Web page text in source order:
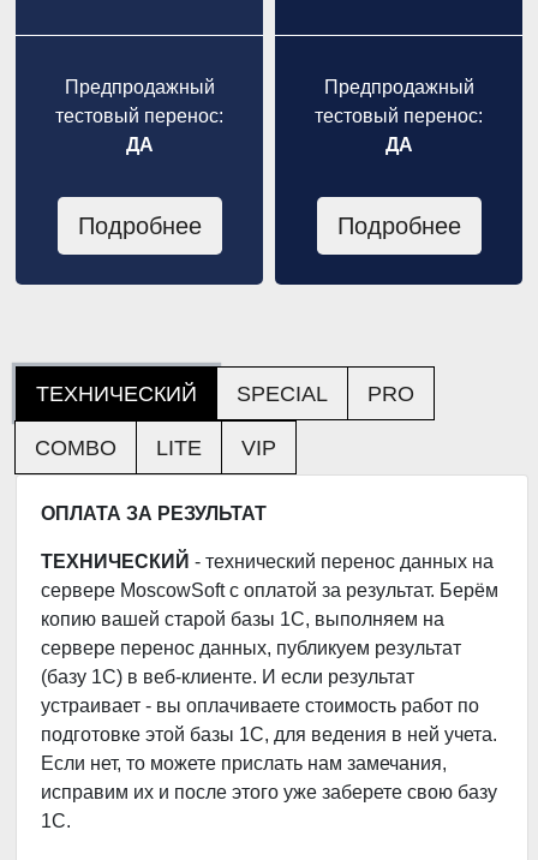
Предпродажный
тестовый перенос:
ДА
Подробнее
Предпродажный
тестовый перенос:
ДА
Подробнее
ТЕХНИЧЕСКИЙ SPECIAL PRO
COMBO LITE VIP
ОПЛАТА ЗА РЕЗУЛЬТАТ
ТЕХНИЧЕСКИЙ - технический перенос данных на
сервере MoscowSoft с оплатой за результат. Берём
копию вашей старой базы 1С, выполняем на
сервере перенос данных, публикуем результат
(базу 1С) в веб-клиенте. И если результат
устраивает - вы оплачиваете стоимость работ по
подготовке этой базы 1С, для ведения в ней учета.
Если нет, то можете прислать нам замечания,
исправим их и после этого уже заберете свою базу
1С.